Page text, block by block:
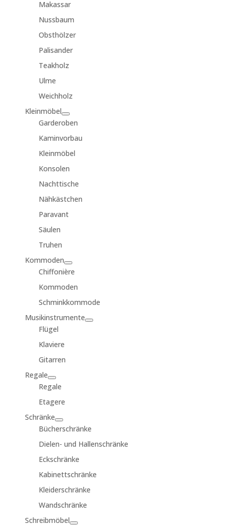
Makassar
Nussbaum
Obsthölzer
Palisander
Teakholz
Ulme
Weichholz
Kleinmöbel
Garderoben
Kaminvorbau
Kleinmöbel
Konsolen
Nachttische
Nähkästchen
Paravant
Säulen
Truhen
Kommoden
Chiffonière
Kommoden
Schminkkommode
Musikinstrumente
Flügel
Klaviere
Gitarren
Regale
Regale
Etagere
Schränke
Bücherschränke
Dielen- und Hallenschränke
Eckschränke
Kabinettschränke
Kleiderschränke
Wandschränke
Schreibmöbel